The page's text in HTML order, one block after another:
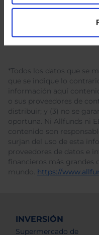
*Todos los datos que se
que se indique lo
información aquí
o sus proveedores de
distribuir; y (3) no se
oportuna. Ni Allfunds ni
contenido son
surjan del uso de esta
proveedores de datos e
financieros más grandes
mundo. https://
INVERSIÓN
Supermercado de